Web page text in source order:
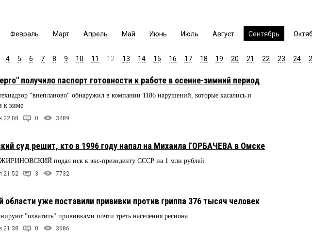
Февраль Март Апрель Май Июнь Июль Август Сентябрь
4 5 6 7 8 9 10 11 12 13 14 15 16 17 18 19 20 21 22 23 24
получило паспорт готовности к работе в осенне-зимний период
"внепланово" обнаружил в компании 1186 нарушений, которые касались и
к зиме
22:08 0 3489
суд решит, кто в 1996 году напал на Михаила ГОРБАЧЕВА в Омске
подал иск к экс-президенту СССР на 1 млн рублей
21:52 3 7732
области уже поставили прививки против гриппа 376 тысяч человек
"охватить" прививками почти треть населения региона
21:38 0 3686